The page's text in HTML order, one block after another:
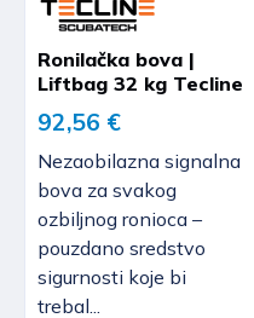
Ronilačka bova |
Liftbag 32 kg Tecline
92,56 €
Nezaobilazna signalna
bova za svakog
ozbiljnog ronioca –
pouzdano sredstvo
sigurnosti koje bi
trebal...